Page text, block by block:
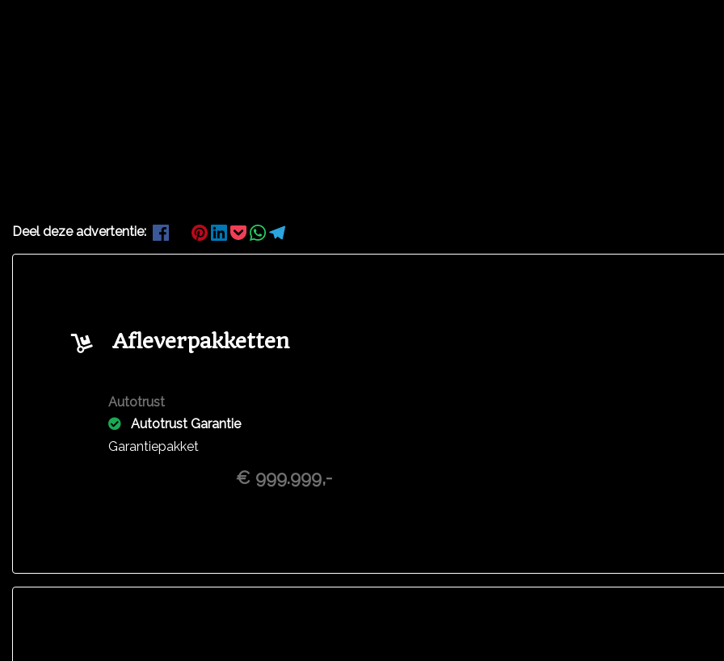
Deel deze advertentie:
Afleverpakketten
Autotrust
Autotrust Garantie
Garantiepakket
€ 999.999,-